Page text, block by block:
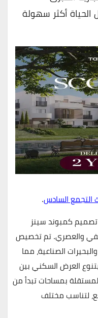
الحياة أكثر سهولة
التجمع السادس.
كمبوند سينز
والعصري. تم تخصيص
الصناعية، مما
العرض السكني بين
بمساحات تبدأ من
إلى 210 متر مربع، لتناسب مختلف